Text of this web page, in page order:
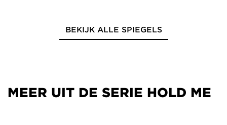
BEKIJK ALLE SPIEGELS
MEER UIT DE SERIE HOLD ME